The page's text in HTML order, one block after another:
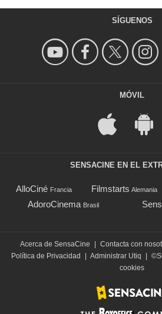
SÍGUENOS
MÓVIL
SENSACINE EN EL
AlloCiné Francia Filmstarts Alemania
AdoroCinema Brasil
Acerca de SensaCine Contacta con
Política de Privacidad
Administrar Utiq
cookies